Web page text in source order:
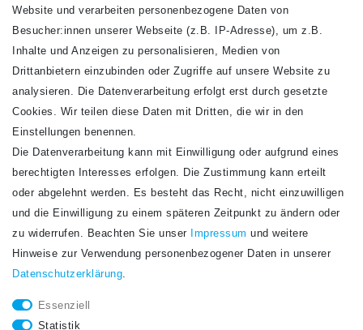
VERSANDARTEN
Newsletter
Honig
Hiermit bestätige ich, dass ich dieDaten­schutz­erklärunggelesen habe. Meine
Website und verarbeiten personenbezogene Daten von
Besucher:innen unserer Webseite (z.B. IP-Adresse), um z.B.
Inhalte und Anzeigen zu personalisieren, Medien von
Drittanbietern einzubinden oder Zugriffe auf unsere Website zu
analysieren. Die Datenverarbeitung erfolgt erst durch gesetzte
Cookies. Wir teilen diese Daten mit Dritten, die wir in den
Einstellungen benennen.
Die Datenverarbeitung kann mit Einwilligung oder aufgrund eines
berechtigten Interesses erfolgen. Die Zustimmung kann erteilt
oder abgelehnt werden. Es besteht das Recht, nicht einzuwilligen
und die Einwilligung zu einem späteren Zeitpunkt zu ändern oder
zu widerrufen. Beachten Sie unser
Impressum und weitere
Hinweise zur Verwendung personenbezogener Daten in unserer
Daten­schutz­erklärung.
Essenziell
Statistik